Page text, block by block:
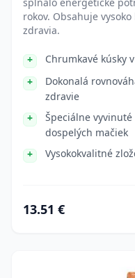
rokov. Obsahuje
zdravia.
Chrumkavé kúsky
Dokonalá
zdravie
Špeciálne
dospelých mačiek
Vysokokvalitné
13.51 €